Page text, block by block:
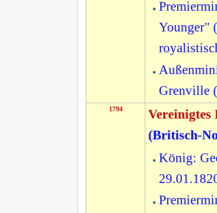
Younger"
Grenville
1794
(Britisch-
König: